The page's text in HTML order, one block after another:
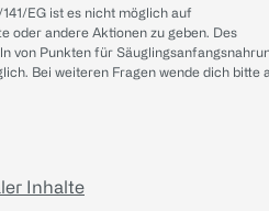
EG ist es nicht möglich auf
oder andere Aktionen zu geben. Des
von Punkten für
Bei weiteren Fragen wende dich bitte
Inhalte